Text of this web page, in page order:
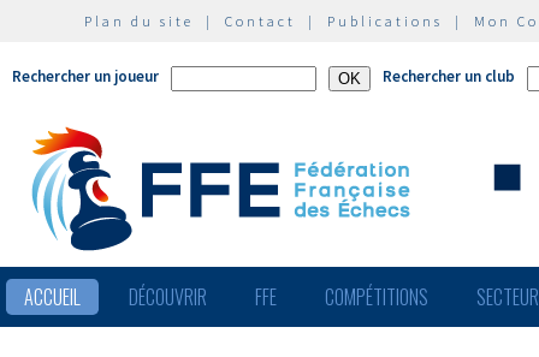
Plan du site | Contact | Publications | Mon
Rechercher un joueur Rechercher un club
ACCUEIL DÉCOUVRIR FFE COMPÉTITIONS